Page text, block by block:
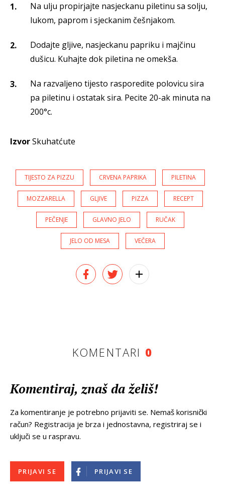
Na ulju propirjajte nasjeckanu piletinu sa solju,
lukom, paprom i sjeckanim češnjakom.
Dodajte gljive, nasjeckanu papriku i majčinu
dušicu. Kuhajte dok piletina ne omekša.
Na razvaljeno tijesto rasporedite polovicu sira
pa piletinu i ostatak sira. Pecite 20-ak minuta na
200°c.
IzvorSkuhatćute
TIJESTO ZA PIZZU CRVENA PAPRIKA PILETINA
MOZZARELLA GLJIVE PIZZA RECEPT
PEČENJE GLAVNO JELO RUČAK
JELO OD MESA VEČERA
KOMENTARI 0
Komentiraj, znaš da želiš!
Za komentiranje je potrebno prijaviti se. Nemaš korisnički
račun? Registracija je brza i jednostavna, registriraj se i
uključi se u raspravu.
PRIJAVI SE PRIJAVI SE